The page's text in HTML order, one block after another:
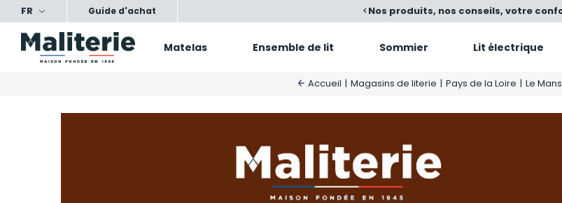
FR Guide d'achat <
ou échangé Nos produits, nos conseils, votre confort Satisfait ou échangé
Matelas Ensemble de lit Sommier Lit électrique
Accueil | Magasins de literie | Pays de la Loire | Le Mans